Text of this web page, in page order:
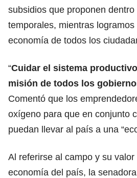
subsidios que proponen dentro
temporales, mientras
economía de todos los
“Cuidar el sistema
misión de todos los
Comentó que los
oxígeno para que en conjunto
puedan llevar al país a una
Al referirse al campo y su valor
economía del país, la